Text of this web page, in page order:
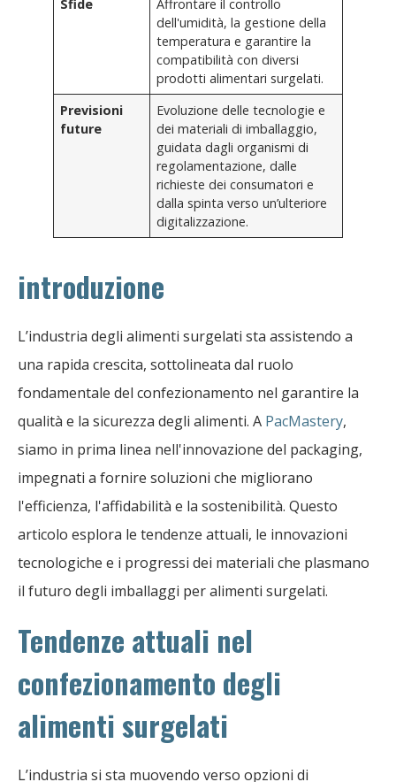
Sfide
Affrontare il controllo
dell'umidità, la gestione della
temperatura e garantire la
compatibilità con diversi
prodotti alimentari surgelati.
Previsioni
future
Evoluzione delle tecnologie e
dei materiali di imballaggio,
guidata dagli organismi di
regolamentazione, dalle
richieste dei consumatori e
dalla spinta verso un’ulteriore
digitalizzazione.
introduzione
L’industria degli alimenti surgelati sta assistendo a
una rapida crescita, sottolineata dal ruolo
fondamentale del confezionamento nel garantire la
qualità e la sicurezza degli alimenti. A PacMastery,
siamo in prima linea nell'innovazione del packaging,
impegnati a fornire soluzioni che migliorano
l'efficienza, l'affidabilità e la sostenibilità. Questo
articolo esplora le tendenze attuali, le innovazioni
tecnologiche e i progressi dei materiali che plasmano
il futuro degli imballaggi per alimenti surgelati.
Tendenze attuali nel
confezionamento degli
alimenti surgelati
L’industria si sta muovendo verso opzioni di